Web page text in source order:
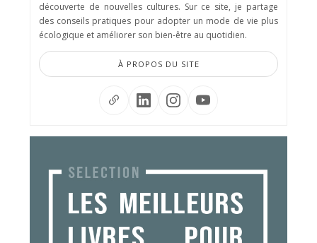
découverte de nouvelles cultures. Sur ce site, je partage
des conseils pratiques pour adopter un mode de vie plus
écologique et améliorer son bien-être au quotidien.
À PROPOS DU SITE